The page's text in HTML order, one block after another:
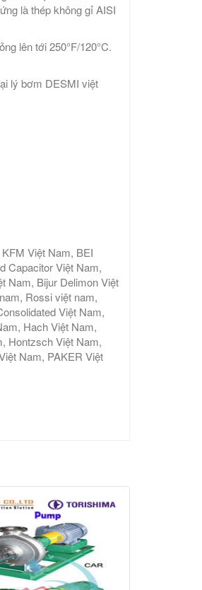
là thép không gỉ AISI
lên tới 250°F/120°C.
lý bơm DESMI việt
Việt Nam, BEI
Capacitor Việt Nam,
Nam, Bijur Delimon Việt
Rossi việt nam,
Việt Nam,
Hach Việt Nam,
Hontzsch Việt Nam,
Nam, PAKER Việt